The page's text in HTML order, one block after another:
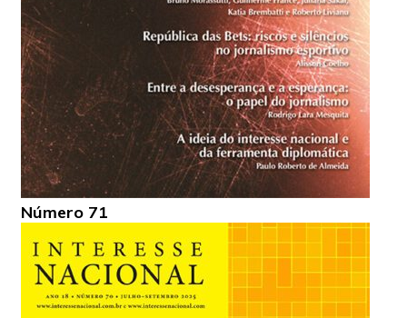
Número 71